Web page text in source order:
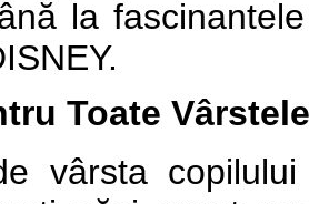
la
Toate Vârstele
vârsta